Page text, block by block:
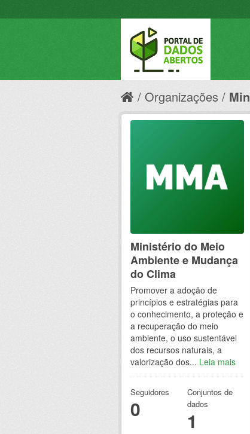
Organizações
Ministério do Meio
Ambiente e Mudança
do Clima
Promover a adoção de
princípios e estratégias para
o conhecimento, a proteção e
a recuperação do meio
ambiente, o uso sustentável
dos recursos naturais, a
valorização dos... Leia mais
Seguidores
0
Conjuntos de
dados
1